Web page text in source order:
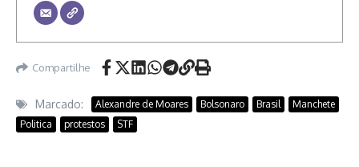
Compartilhe
Marcado: Alexandre de Moares Bolsonaro Brasil
Manchete
Politica
protestos STF